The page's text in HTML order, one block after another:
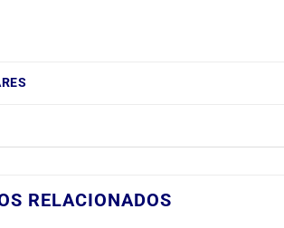
RELACIONADOS